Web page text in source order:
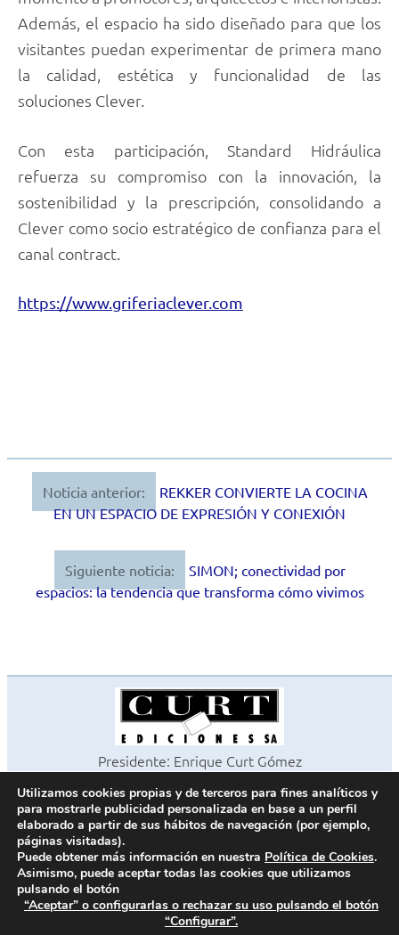
Además, el espacio ha sido diseñado para que los
visitantes puedan experimentar de primera mano
la calidad, estética y funcionalidad de las
soluciones Clever.
Con esta participación, Standard Hidráulica
refuerza su compromiso con la innovación, la
sostenibilidad y la prescripción, consolidando a
Clever como socio estratégico de confianza para el
canal contract.
https://www.griferiaclever.com
Navegación
entradas
Noticia anterior:
REKKER CONVIERTE LA COCINA
EN UN ESPACIO DE EXPRESIÓN Y CONEXIÓN
Siguiente noticia:
SIMON; conectividad por
espacios: la tendencia que transforma cómo vivimos
Presidente: Enrique Curt Gómez
©2026 Revista Cocinas y Baños
Todos los derechos reservados
Paseo de Gracia, 63. 1º 2ª. 08008 Barcelona -
Fax 933 183 505
Política de cookies
Utilizamos cookies propias y de terceros para fines analíticos y
para mostrarle publicidad personalizada en base a un perfil
elaborado a partir de sus hábitos de navegación (por ejemplo,
páginas visitadas).
Puede obtener más información en nuestra Política de Cookies.
Asimismo, puede aceptar todas las cookies que utilizamos
pulsando el botón
“Aceptar” o configurarlas o rechazar su uso pulsando el botón
“Configurar”.